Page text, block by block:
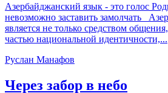
Азербайджанский язык - это голос
невозможно заставить замолчать
является не только средством
частью национальной идентичности,...
Руслан Манафов
Через забор в небо